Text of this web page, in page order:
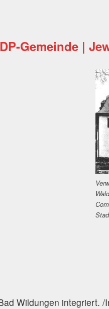
Gemeinde |
Wildungen integriert.